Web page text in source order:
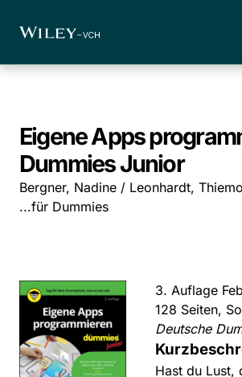
Eigene Apps
Dummies Junior
Bergner, Nadine / Leonhardt, Thiemo
...für Dummies
3. Auflage
128 Seiten,
Deutsche
Hast du Lust,